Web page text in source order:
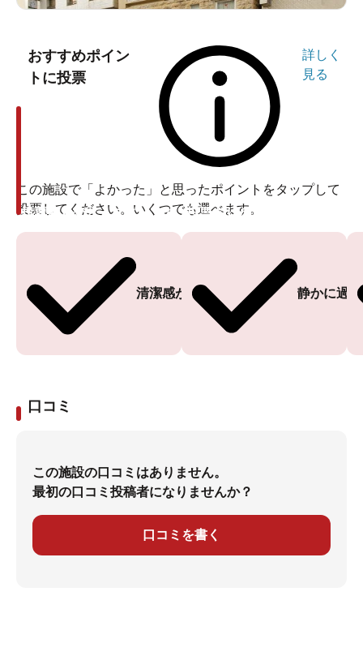
おすすめポイン
トに投票
詳しく
見る
この施設で「よかった」と思ったポイントをタップして
投票してください。いくつでも選べます。
清潔感がある
投票ありがとうございます
静かに過
投票ありがとうございます
口コミ
この施設の口コミはありません。
最初の口コミ投稿者になりませんか？
口コミを書く